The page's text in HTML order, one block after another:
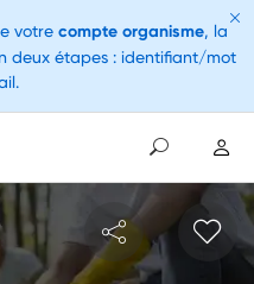
votre compte organisme, la
deux étapes : identifiant/mot